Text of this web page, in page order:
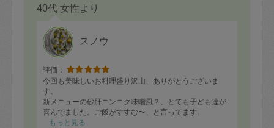
40代 女性より
スノウ
評価：
今回も美味しいお料理盛り沢山、ありがとうございま
す。
新メニューの砂肝ニンニク味噌風？、とても子ども達が
喜んでました。ご飯がすすむ〜、と言ってます。
次回も楽しみにしてます♪
もっと見る